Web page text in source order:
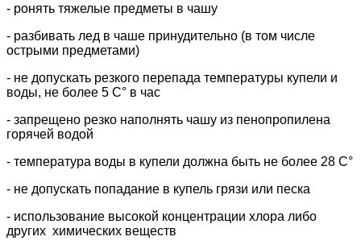
- ронять тяжелые предметы в чашу
- разбивать лед в чаше принудительно (в том числе
острыми предметами)
- не допускать резкого перепада температуры купели и
воды, не более 5 С° в час
- запрещено резко наполнять чашу из пенопропилена
горячей водой
- температура воды в купели должна быть не более 28 С°
- не допускать попадание в купель грязи или песка
- использование высокой концентрации хлора либо
других химических веществ